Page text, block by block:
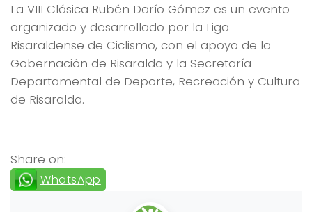
La VIII Clásica Rubén Darío Gómez es un evento
organizado y desarrollado por la Liga
Risaraldense de Ciclismo, con el apoyo de la
Gobernación de Risaralda y la Secretaría
Departamental de Deporte, Recreación y Cultura
de Risaralda.
Share on:
WhatsApp